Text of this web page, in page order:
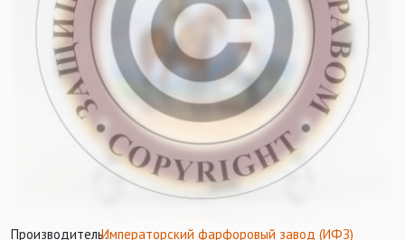
Производитель:Императорский фарфоровый завод (ИФЗ)